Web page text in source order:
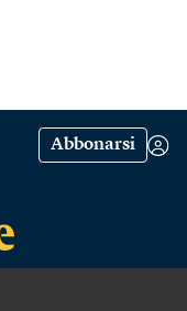
Abbonarsi